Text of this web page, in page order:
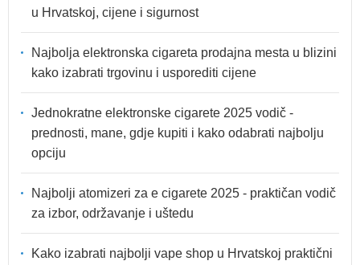
u Hrvatskoj, cijene i sigurnost
Najbolja elektronska cigareta prodajna mesta u blizini
kako izabrati trgovinu i usporediti cijene
Jednokratne elektronske cigarete 2025 vodič -
prednosti, mane, gdje kupiti i kako odabrati najbolju
opciju
Najbolji atomizeri za e cigarete 2025 - praktičan vodič
za izbor, održavanje i uštedu
Kako izabrati najbolji vape shop u Hrvatskoj praktični